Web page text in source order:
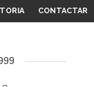
CONTACTAR